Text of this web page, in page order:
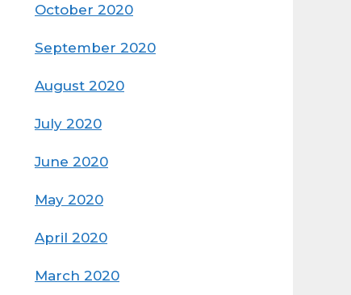
October 2020
September 2020
August 2020
July 2020
June 2020
May 2020
April 2020
March 2020